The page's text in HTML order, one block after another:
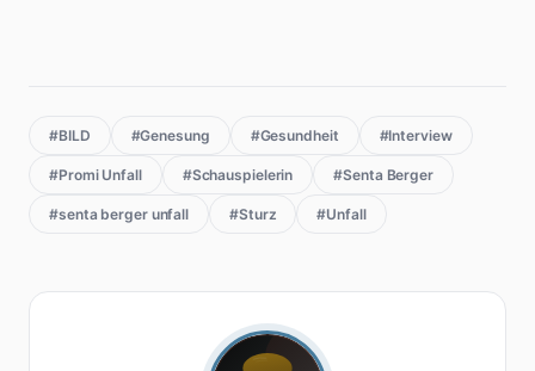
#BILD #Genesung #Gesundheit #Interview
#Promi Unfall #Schauspielerin #Senta Berger
#senta berger unfall #Sturz #Unfall